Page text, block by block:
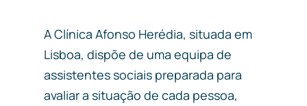
A Clínica Afonso Herédia, situada em
Lisboa, dispõe de uma equipa de
assistentes sociais preparada para
avaliar a situação de cada pessoa,